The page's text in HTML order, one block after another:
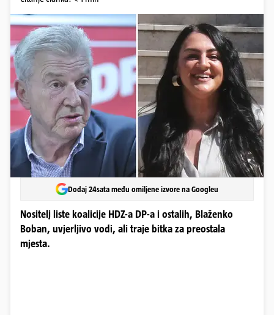
Dodaj 24sata među omiljene izvore na Googleu
Nositelj liste koalicije HDZ-a DP-a i ostalih, Blaženko
Boban, uvjerljivo vodi, ali traje bitka za preostala
mjesta.